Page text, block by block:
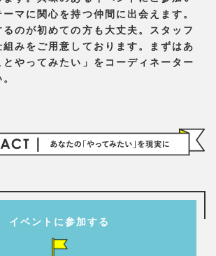
マに関心を持つ仲間に出会えます。
のが初めての方も大丈夫。スタッフ
みをご用意しております。まずはあ
やってみたい」をコーディネーター
イベントに参加する